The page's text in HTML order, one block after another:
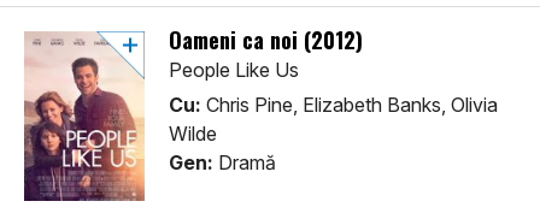
Oameni ca noi (2012)
People Like Us
Cu: Chris Pine, Elizabeth Banks, Olivia
Wilde
Gen: Dramă